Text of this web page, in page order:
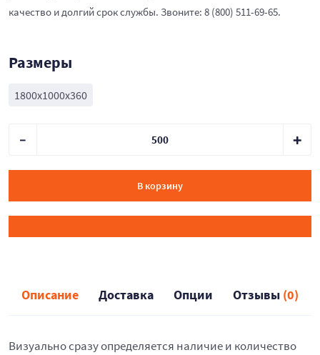
качество и долгий срок службы. Звоните: 8 (800) 511-69-65.
Размеры
1800x1000x360
В корзину
Описание Доставка Опции Отзывы (0)
Визуально сразу определяется наличие и количество